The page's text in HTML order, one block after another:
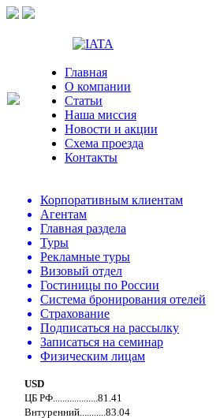
Главная
О компании
Статьи
Наша миссия
Новости и акции
Схема проезда
Контакты
Корпоративным клиентам
Агентам
Главная раздела
Туры
Рекламные туры
Визовый отдел
Гостиницы по России
Система бронирования отелей
Страхование
Подписаться на рассылку
Записаться на семинар
Физическим лицам
USD
ЦБ РФ...................81.41
Внтуренний...........83.04